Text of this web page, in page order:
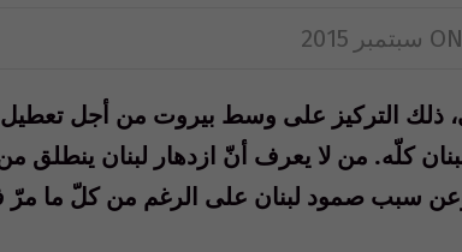
ON
ذلك التركيز على وسط بيروت من أجل تعطيل
بلبنان كلّه. من لا يعرف أنّ ازدهار لبنان ينطلق
وعن سبب صمود لبنان على الرغم من كلّ ما